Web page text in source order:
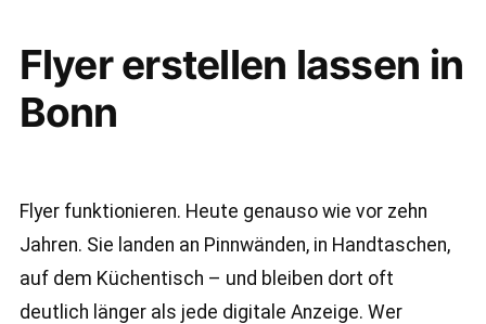
Flyer erstellen lassen in
Bonn
Flyer funktionieren. Heute genauso wie vor zehn
Jahren. Sie landen an Pinnwänden, in Handtaschen,
auf dem Küchentisch – und bleiben dort oft
deutlich länger als jede digitale Anzeige. Wer